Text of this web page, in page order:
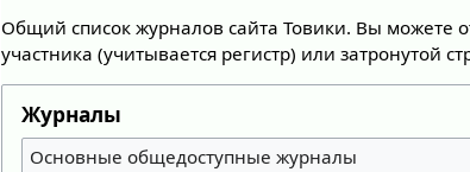
Общий список журналов сайта Товики. Вы можете
участника (учитывается регистр) или затронутой
Журналы
Основные общедоступные журналы